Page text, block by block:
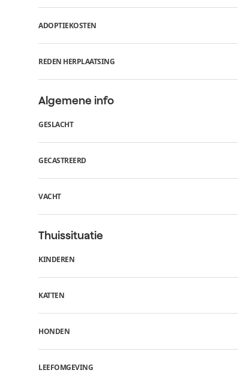
ADOPTIEKOSTEN
REDEN HERPLAATSING
Algemene info
GESLACHT
GECASTREERD
VACHT
Thuissituatie
KINDEREN
KATTEN
HONDEN
LEEFOMGEVING